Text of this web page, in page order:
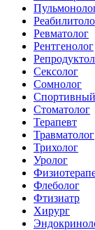
Ревматолог
Рентгенолог
Сексолог
Сомнолог
Стоматолог
Терапевт
Травматолог
Трихолог
Уролог
Флеболог
Фтизиатр
Хирург